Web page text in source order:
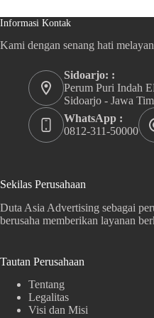
Informasi Kontak
Kami dengan senang hati
Sidoarjo: :
Perum Puri Indah
Sidoarjo - Jawa
WhatsApp :
0812-311-50000
Sekilas Perusahaan
Duta Asia Advertising sebagai
berusaha memberikan layanan
Tautan Perusahaan
Tentang
Legalitas
Visi dan Misi